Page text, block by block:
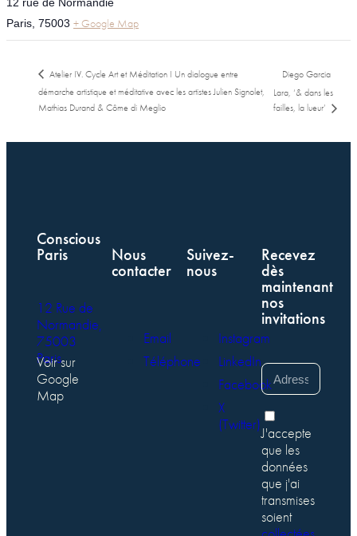
Paris 75003 + Google Map
Atelier IV. Cycle Art et Méditation I Un dialogue entre
démarche artistique et méditative avec les artistes Julien Signolet,
Mathias Durand & Côme di Meglio
Diego Garcia
Lara, ‘& dans les
failles, la lueur’
Conscious
Paris
12 Rue de
Normandie,
75003
Paris
Voir sur
Google
Map
Nous
contacter
Email
Téléphone
Suivez-
nous
Instagram
LinkedIn
Facebook
X
(Twitter)
Recevez
dès
maintenant
nos
invitations
J'accepte
que les
données
que j'ai
transmises
soient